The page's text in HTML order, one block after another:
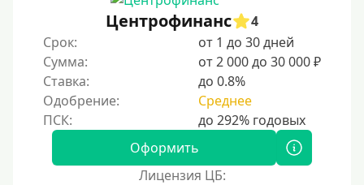
Центрофинанс
4
Срок:
от 1 до 30 дней
Сумма:
от 2 000 до 30 000 ₽
Ставка:
до 0.8%
Одобрение:
Среднее
Оформить
Лицензия ЦБ: